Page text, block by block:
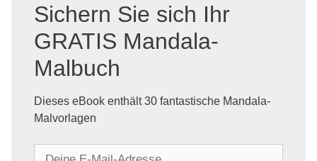
Sichern Sie sich Ihr
GRATIS Mandala-
Malbuch
Dieses eBook enthält 30 fantastische Mandala-
Malvorlagen